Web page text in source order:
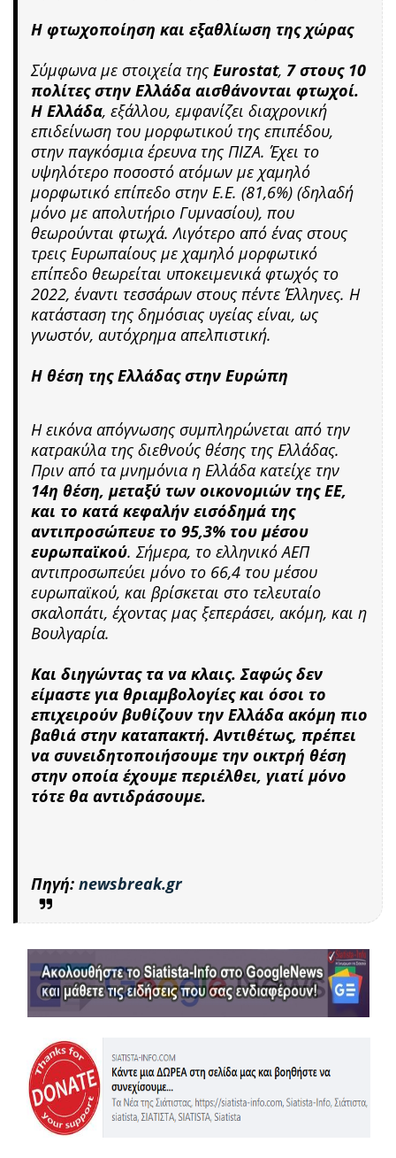
Η φτωχοποίηση και εξαθλίωση της χώρας
Σύμφωνα με στοιχεία της Eurostat, 7 στους 10
πολίτες στην Ελλάδα αισθάνονται φτωχοί.
Η Ελλάδα, εξάλλου, εμφανίζει διαχρονική
επιδείνωση του μορφωτικού της επιπέδου,
στην παγκόσμια έρευνα της ΠΙΖΑ. Έχει το
υψηλότερο ποσοστό ατόμων με χαμηλό
μορφωτικό επίπεδο στην Ε.Ε. (81,6%) (δηλαδή
μόνο με απολυτήριο Γυμνασίου), που
θεωρούνται φτωχά. Λιγότερο από ένας στους
τρεις Ευρωπαίους με χαμηλό μορφωτικό
επίπεδο θεωρείται υποκειμενικά φτωχός το
2022, έναντι τεσσάρων στους πέντε Έλληνες. Η
κατάσταση της δημόσιας υγείας είναι, ως
γνωστόν, αυτόχρημα απελπιστική.
Η θέση της Ελλάδας στην Ευρώπη
Η εικόνα απόγνωσης συμπληρώνεται από την
κατρακύλα της διεθνούς θέσης της Ελλάδας.
Πριν από τα μνημόνια η Ελλάδα κατείχε την
14η θέση, μεταξύ των οικονομιών της ΕΕ,
και το κατά κεφαλήν εισόδημά της
αντιπροσώπευε το 95,3% του μέσου
ευρωπαϊκού. Σήμερα, το ελληνικό ΑΕΠ
αντιπροσωπεύει μόνο το 66,4 του μέσου
ευρωπαϊκού, και βρίσκεται στο τελευταίο
σκαλοπάτι, έχοντας μας ξεπεράσει, ακόμη, και η
Βουλγαρία.
Και διηγώντας τα να κλαις. Σαφώς δεν
είμαστε για θριαμβολογίες και όσοι το
επιχειρούν βυθίζουν την Ελλάδα ακόμη πιο
βαθιά στην καταπακτή. Αντιθέτως, πρέπει
να συνειδητοποιήσουμε την οικτρή θέση
στην οποία έχουμε περιέλθει, γιατί μόνο
τότε θα αντιδράσουμε.
Πηγή: newsbreak.gr